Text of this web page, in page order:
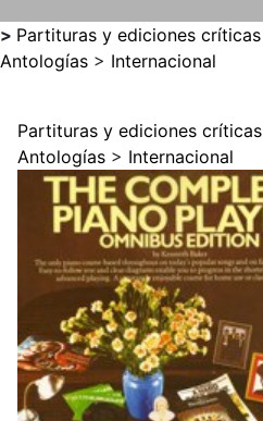
> Partituras y ediciones críticas
Antologías > Internacional
Partituras y ediciones críticas
Antologías > Internacional